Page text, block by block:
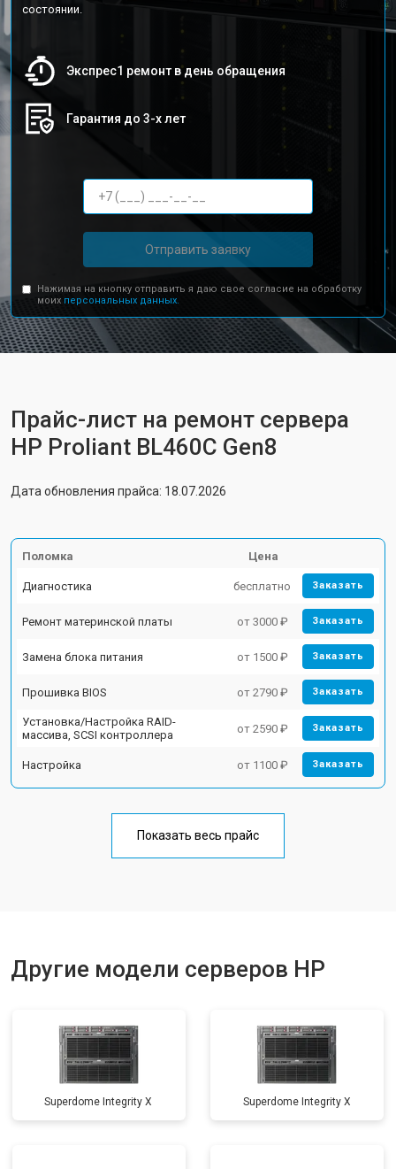
состоянии.
Экспрес1 ремонт в день обращения
Гарантия до 3-х лет
Отправить заявку
Нажимая на кнопку отправить я даю свое согласие на обработку
моих персональных данных.
Прайс-лист на ремонт сервера
HP Proliant BL460C Gen8
Дата обновления прайса: 18.07.2026
Поломка Цена
Диагностика бесплатно Заказать
Ремонт материнской платы от 3000 ₽ Заказать
Замена блока питания от 1500 ₽ Заказать
Прошивка BIOS от 2790 ₽ Заказать
Установка/Настройка RAID-
массива, SCSI контроллера
от 2590 ₽ Заказать
Настройка от 1100 ₽ Заказать
Показать весь прайс
Другие модели серверов HP
Superdome Integrity Х Superdome Integrity Х